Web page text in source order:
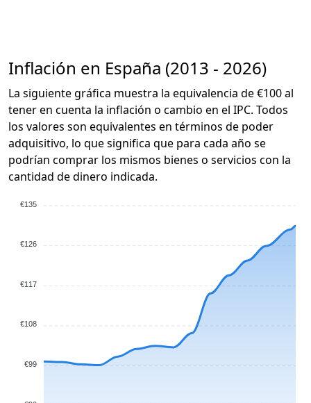
Inflación en España (2013 - 2026)
La siguiente gráfica muestra la equivalencia de €100 al
tener en cuenta la inflación o cambio en el IPC. Todos
los valores son equivalentes en términos de poder
adquisitivo, lo que significa que para cada año se
podrían comprar los mismos bienes o servicios con la
cantidad de dinero indicada.
€135
€126
€117
€108
€99